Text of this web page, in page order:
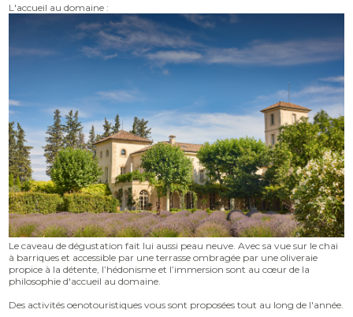
L'accueil au domaine :
Le caveau de dégustation fait lui aussi peau neuve. Avec sa vue sur le chai
à barriques et accessible par une terrasse ombragée par une oliveraie
propice à la détente, l’hédonisme et l’immersion sont au cœur de la
philosophie d'accueil au domaine.
Des activités oenotouristiques vous sont proposées tout au long de l'année.